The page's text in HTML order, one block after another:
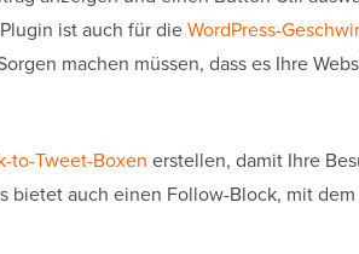
ist auch für dieWordPress-
machen müssen, dass es Ihre
to-Tweet-Boxen erstellen, damit Ihre
bietet auch einen Follow-Block, mit dem